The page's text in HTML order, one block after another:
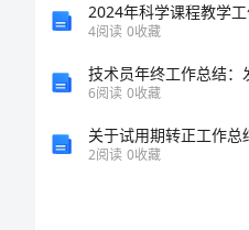
4阅读 0收藏
6阅读 0收藏
2阅读 0收藏